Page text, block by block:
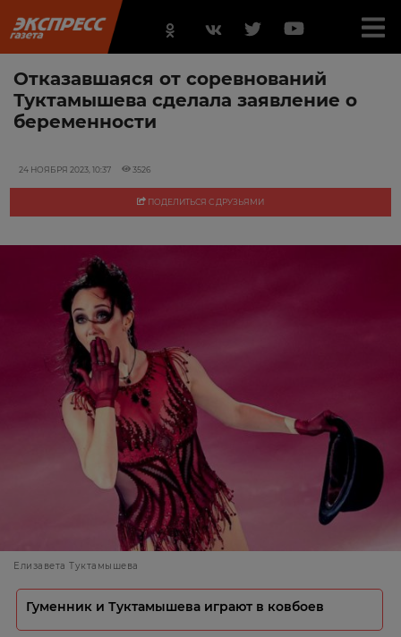
Отказавшаяся от соревнований
Туктамышева сделала заявление о
беременности
24 НОЯБРЯ 2023, 10:37 3526
ПОДЕЛИТЬСЯ С ДРУЗЬЯМИ
Елизавета Туктамышева
Гуменник и Туктамышева играют в ковбоев